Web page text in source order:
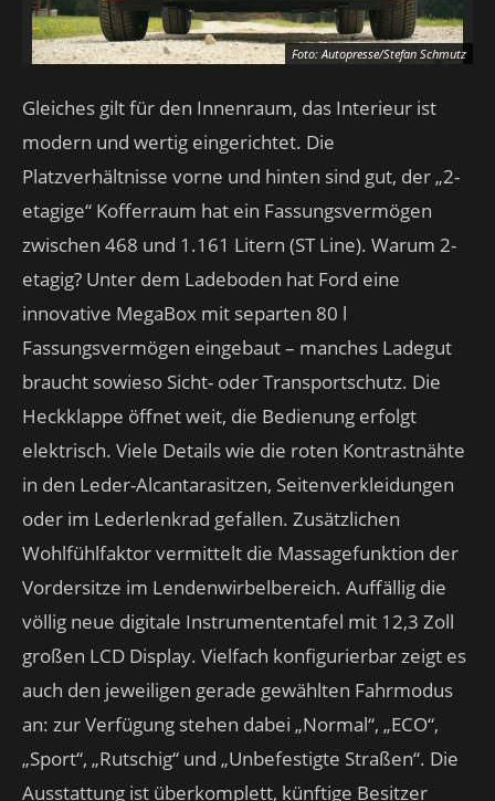
Foto: Autopresse/Stefan Schmutz
Gleiches gilt für den Innenraum, das Interieur ist
modern und wertig eingerichtet. Die
Platzverhältnisse vorne und hinten sind gut, der „2-
etagige“ Kofferraum hat ein Fassungsvermögen
zwischen 468 und 1.161 Litern (ST Line). Warum 2-
etagig? Unter dem Ladeboden hat Ford eine
innovative MegaBox mit separten 80 l
Fassungsvermögen eingebaut – manches Ladegut
braucht sowieso Sicht- oder Transportschutz. Die
Heckklappe öffnet weit, die Bedienung erfolgt
elektrisch. Viele Details wie die roten Kontrastnähte
in den Leder-Alcantarasitzen, Seitenverkleidungen
oder im Lederlenkrad gefallen. Zusätzlichen
Wohlfühlfaktor vermittelt die Massagefunktion der
Vordersitze im Lendenwirbelbereich. Auffällig die
völlig neue digitale Instrumententafel mit 12,3 Zoll
großen LCD Display. Vielfach konfigurierbar zeigt es
auch den jeweiligen gerade gewählten Fahrmodus
an: zur Verfügung stehen dabei „Normal“, „ECO“,
„Sport“, „Rutschig“ und „Unbefestigte Straßen“. Die
Ausstattung ist überkomplett, künftige Besitzer